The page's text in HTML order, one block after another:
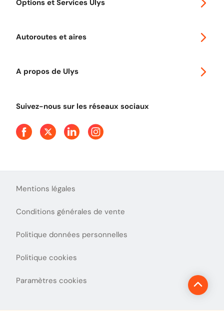
Options et Services Ulys
Autoroutes et aires
A propos de Ulys
Presse
Suivez-nous sur les réseaux sociaux
Mentions légales
Conditions générales de vente
Politique données personnelles
Politique cookies
Paramètres cookies